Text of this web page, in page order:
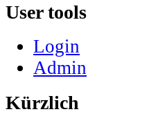
User tools
Login
Admin
Kürzlich